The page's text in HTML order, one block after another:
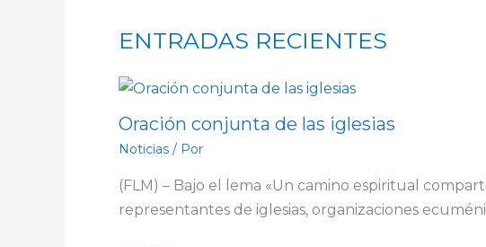
ENTRADAS RECIENTES
Oración conjunta de las iglesias
Noticias / Por
(FLM) – Bajo el lema «Un camino espiritual
representantes de iglesias, organizaciones